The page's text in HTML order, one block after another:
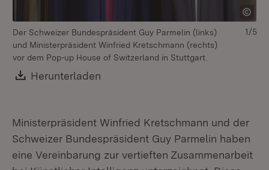
Der Schweizer Bundespräsident Guy Parmelin (links)
und Ministerpräsident Winfried Kretschmann (rechts)
vor dem Pop-up House of Switzerland in Stuttgart.
Download:
Herunterladen
1/5
Ministerpräsident Winfried Kretschmann und der
Schweizer Bundespräsident Guy Parmelin haben
eine Vereinbarung zur vertieften Zusammenarbeit